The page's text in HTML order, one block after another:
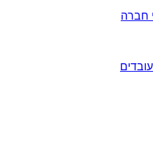
חברה